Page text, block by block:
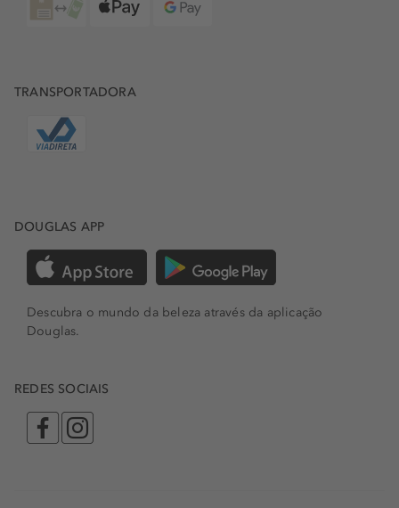
TRANSPORTADORA
DOUGLAS APP
Descubra o mundo da beleza através da aplicação
Douglas.
REDES SOCIAIS